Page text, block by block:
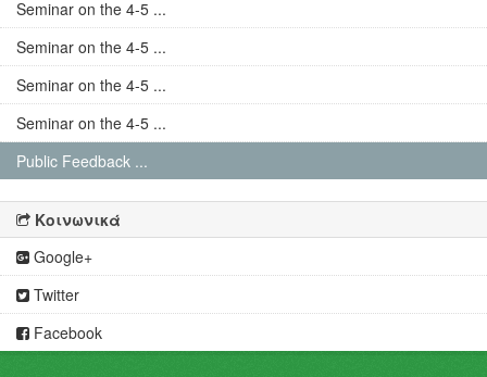
Seminar on the 4-5 ...
Seminar on the 4-5 ...
Seminar on the 4-5 ...
Seminar on the 4-5 ...
Public Feedback ...
Κοινωνικά
Google+
Twitter
Facebook